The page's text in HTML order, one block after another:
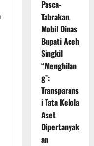
Pasca-
Tabrakan,
Mobil Dinas
Bupati Aceh
Singkil
“Menghilan
g”:
Transparans
i Tata Kelola
Aset
Dipertanyak
an